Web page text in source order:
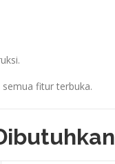
semua fitur terbuka.